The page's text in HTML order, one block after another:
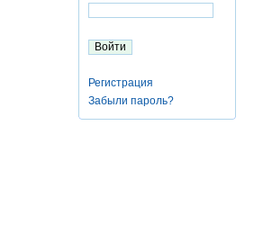
Регистрация
Забыли пароль?